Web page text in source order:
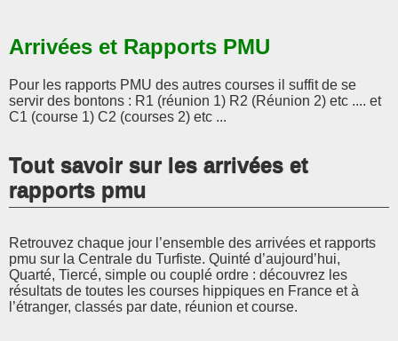
Arrivées et Rapports PMU
Pour les rapports PMU des autres courses il suffit de se
servir des bontons : R1 (réunion 1) R2 (Réunion 2) etc .... et
C1 (course 1) C2 (courses 2) etc ...
Tout savoir sur les arrivées et
rapports pmu
Retrouvez chaque jour l’ensemble des arrivées et rapports
pmu sur la Centrale du Turfiste. Quinté d’aujourd’hui,
Quarté, Tiercé, simple ou couplé ordre : découvrez les
résultats de toutes les courses hippiques en France et à
l’étranger, classés par date, réunion et course.